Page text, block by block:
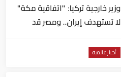
وزير خارجية تركيا: "اتفاقية مكة"
لا تستهدف إيران.. ومصر قد
أخبار عالمية